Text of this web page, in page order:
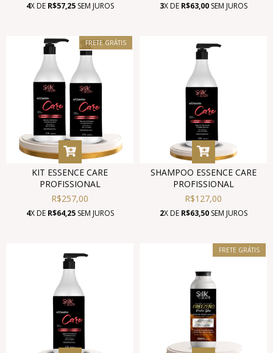
4X DE R$57,25SEM JUROS 3X DE R$63,00SEM JUROS
FRETE GRÁTIS
KIT ESSENCE CARE
PROFISSIONAL
R$257,00
4X DE R$64,25SEM JUROS
SHAMPOO ESSENCE CARE
PROFISSIONAL
R$127,00
2X DE R$63,50SEM JUROS
FRETE GRÁTIS